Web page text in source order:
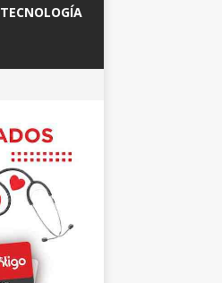
TECNOLOGÍA